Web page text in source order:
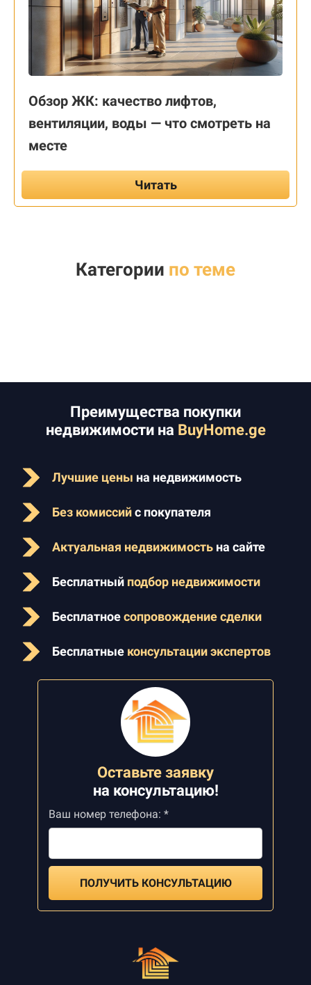
Обзор ЖК: качество лифтов,
вентиляции, воды — что смотреть на
месте
Читать
Категории по теме
Преимущества покупки
недвижимости на BuyHome.ge
Лучшие цены на недвижимость
Без комиссийс покупателя
Актуальная недвижимость на сайте
Бесплатный подбор недвижимости
Бесплатноесопровождение сделки
Бесплатные консультации экспертов
Оставьте заявку
на консультацию!
Ваш номер телефона: *
ПОЛУЧИТЬ КОНСУЛЬТАЦИЮ